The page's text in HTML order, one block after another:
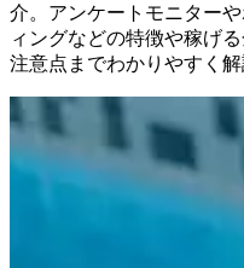
介。アンケートモニター
ィングなどの特徴や稼げ
注意点までわかりやすく解